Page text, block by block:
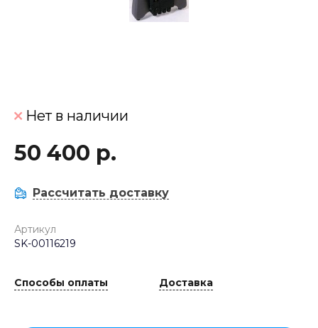
Нет в наличии
50 400 р.
Рассчитать доставку
Артикул
SK-00116219
Способы оплаты Доставка